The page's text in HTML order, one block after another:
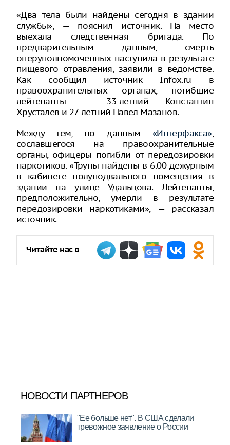
«Два тела были найдены сегодня в здании
службы», — пояснил источник. На место
выехала следственная бригада. По
предварительным данным, смерть
оперуполномоченных наступила в результате
пищевого отравления, заявили в ведомстве.
Как сообщил источник Infox.ru в
правоохранительных органах, погибшие
лейтенанты — 33-летний Константин
Хрусталев и 27-летний Павел Мазанов.
Между тем, по данным «Интерфакса»,
сославшегося на правоохранительные
органы, офицеры погибли от передозировки
наркотиков. «Трупы найдены в 6.00 дежурным
в кабинете полуподвального помещения в
здании на улице Удальцова. Лейтенанты,
предположительно, умерли в результате
передозировки наркотиками», — рассказал
источник.
Читайте нас в